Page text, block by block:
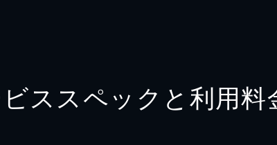
ススペックと利用料